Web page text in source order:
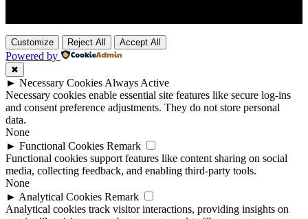
Customize Reject All Accept All
Powered by
✖
► Necessary Cookies Always Active
Necessary cookies enable essential site features like secure log-ins
and consent preference adjustments. They do not store personal
data.
None
► Functional Cookies Remark
Functional cookies support features like content sharing on social
media, collecting feedback, and enabling third-party tools.
None
► Analytical Cookies Remark
Analytical cookies track visitor interactions, providing insights on